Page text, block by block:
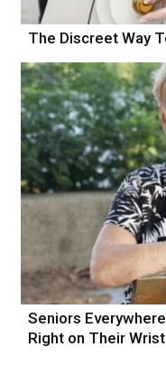
The Discreet Way
Seniors
Right on Their Wrist